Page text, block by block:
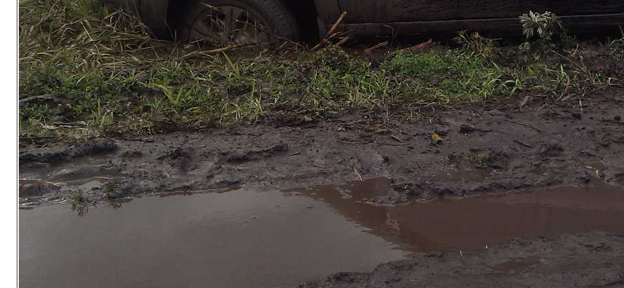
Powered By IP.Gallery © 2026 IPS, Inc.
Licensed to: Лада Калина Клуб